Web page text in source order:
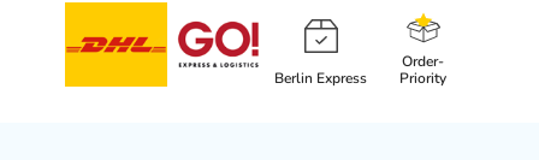
Berlin Express
Order-
Priority